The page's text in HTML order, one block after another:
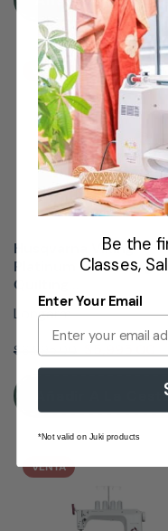
VENTA
Husqvarna Viking
Platinum Q165
Quilting...
Longarm
$6,995.00 $5,995.00
Añadir A La
VENTA
Be the
Classes,
Enter Your Email
*Not valid on Juki products